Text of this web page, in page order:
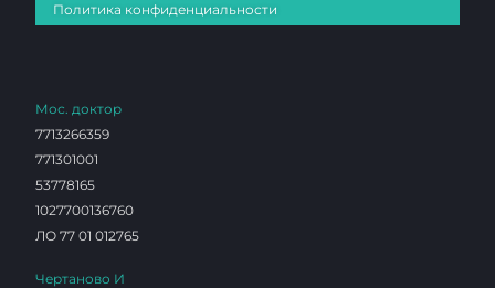
Политика конфиденциальности
Мос. доктор
7713266359
771301001
53778165
1027700136760
ЛО 77 01 012765
Чертаново И